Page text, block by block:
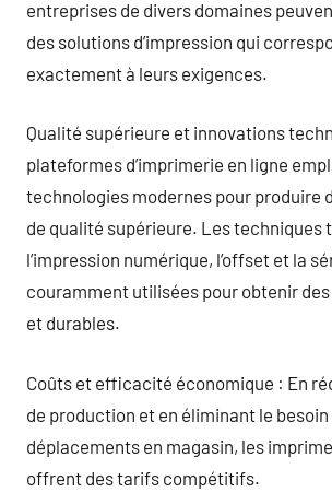
entreprises de divers domaines
des solutions d’impression qui
exactement à leurs exigences.
Qualité supérieure et innovations
plateformes d’imprimerie en ligne
technologies modernes pour produire
de qualité supérieure. Les techniques
l’impression numérique, l’offset et la
couramment utilisées pour obtenir
et durables.
Coûts et efficacité économique : En
de production et en éliminant le besoin
déplacements en magasin, les
offrent des tarifs compétitifs.